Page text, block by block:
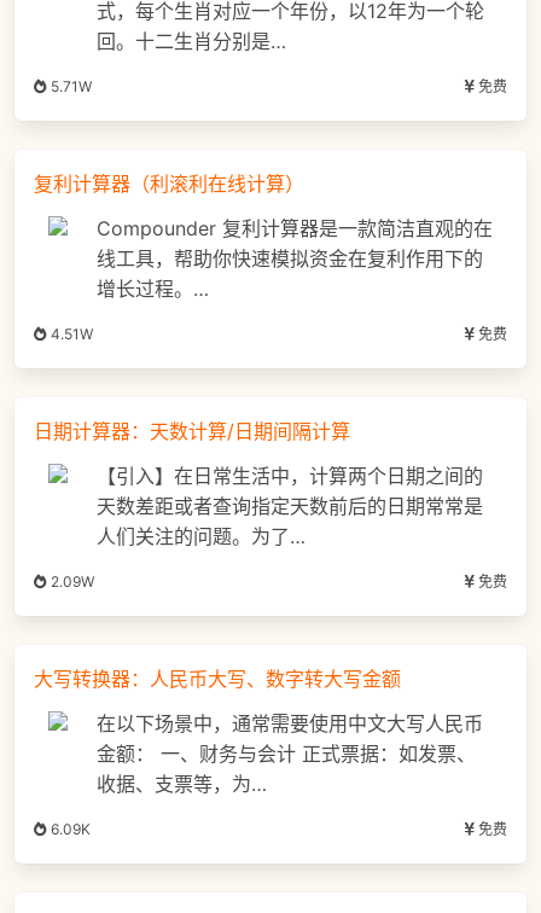
式，每个生肖对应一个年份，以12年为一个轮
回。十二生肖分别是…
5.71W 免费
复利计算器（利滚利在线计算）
Compounder 复利计算器是一款简洁直观的在
线工具，帮助你快速模拟资金在复利作用下的
增长过程。…
4.51W 免费
日期计算器：天数计算/日期间隔计算
【引入】在日常生活中，计算两个日期之间的
天数差距或者查询指定天数前后的日期常常是
人们关注的问题。为了…
2.09W 免费
大写转换器：人民币大写、数字转大写金额
在以下场景中，通常需要使用中文大写人民币
金额： 一、财务与会计 正式票据：如发票、
收据、支票等，为…
6.09K 免费